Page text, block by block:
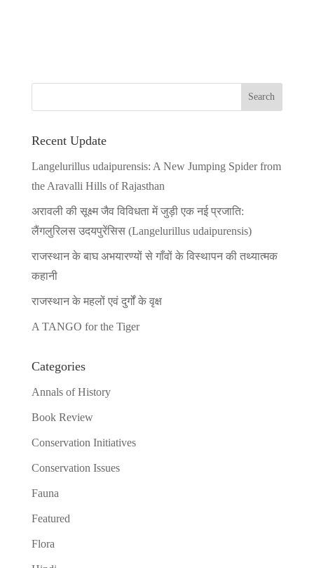
Recent Update
Langelurillus udaipurensis: A New Jumping Spider from
the Aravalli Hills of Rajasthan
अरावली की सूक्ष्म जैव विविधता में जुड़ी एक नई प्रजाति:
लैंगलुरिलस उदयपुरेंसिस (Langelurillus udaipurensis)
राजस्थान के बाघ अभयारण्यों से गाँवों के विस्थापन की तथ्यात्मक
कहानी
राजस्थान के महलों एवं दुर्गों के वृक्ष
A TANGO for the Tiger
Categories
Annals of History
Book Review
Conservation Initiatives
Conservation Issues
Fauna
Featured
Flora